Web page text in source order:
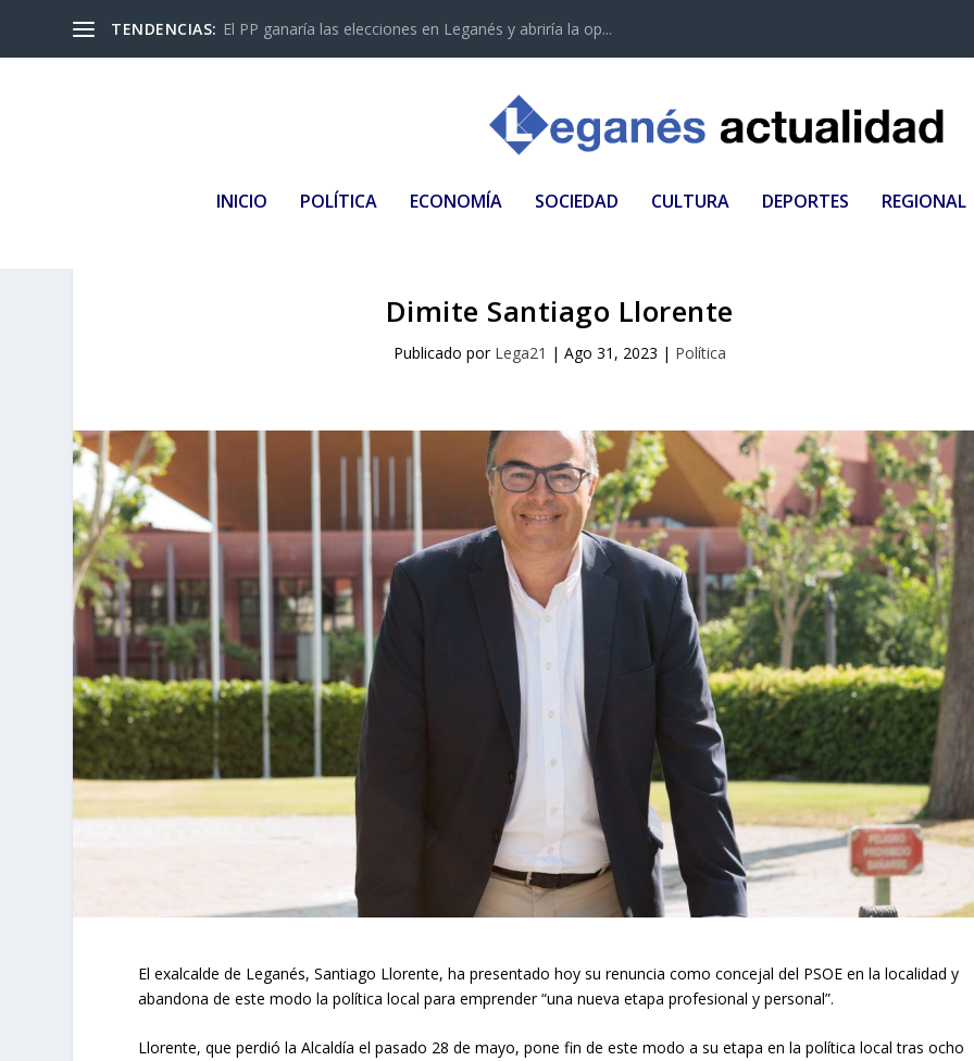
TENDENCIAS: El PP ganaría las elecciones en Leganés y abriría la op...
INICIO POLÍTICA ECONOMÍA SOCIEDAD CULTURA DEPORTES REGIONAL
Dimite Santiago Llorente
Publicado por Lega21 | Ago 31, 2023 | Política
El exalcalde de Leganés, Santiago Llorente, ha presentado hoy su renuncia como concejal del PSOE en la localidad y
abandona de este modo la política local para emprender “una nueva etapa profesional y personal”.
Llorente, que perdió la Alcaldía el pasado 28 de mayo, pone fin de este modo a su etapa en la política local tras ocho